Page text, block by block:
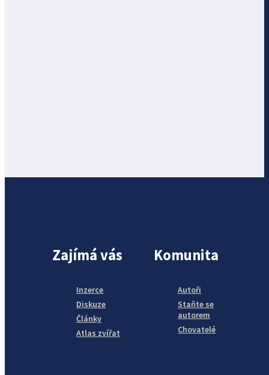
Zajímá vás
Inzerce
Diskuze
Články
Atlas zvířat
Komunita
Autoři
Staňte se
autorem
Chovatelé